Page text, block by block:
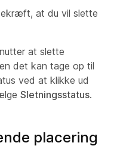
at du vil slette
at slette
det kan tage op til
ved at klikke ud
Sletningsstatus.
placering